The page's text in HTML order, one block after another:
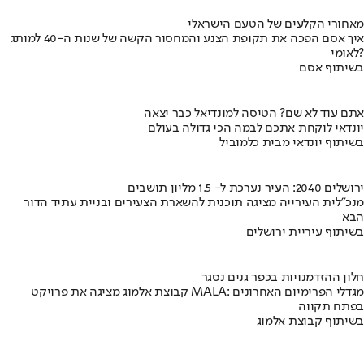
מאחורי הקלעים של הטעם הישראלי
איך אסם הפכה את תקופת הצנע והמחסור הקשה של שנות ה-40 למותג
לאומי?
בשיתוף אסם
אתם עוד לא שם? הטיסה למונדיאל כבר יצאה
יונדאי לוקחת אתכם לבמה הכי גדולה בעולם
בשיתוף יונדאי מבית כלמוביל
ירושלים 2040: העיר נערכת ל- 1.5 מליון תושבים
מנכ"לית העירייה מציגה תוכנית להשארת הצעירים ובניית עתיד הדור
הבא
בשיתוף עיריית ירושלים
חלון ההזדמנויות בכפר גנים נסגר
קבוצת אלמוג מציגה את פרויקט MALA: מגדלי הפרימיום האחרונים
בפתח תקווה
בשיתוף קבוצת אלמוג